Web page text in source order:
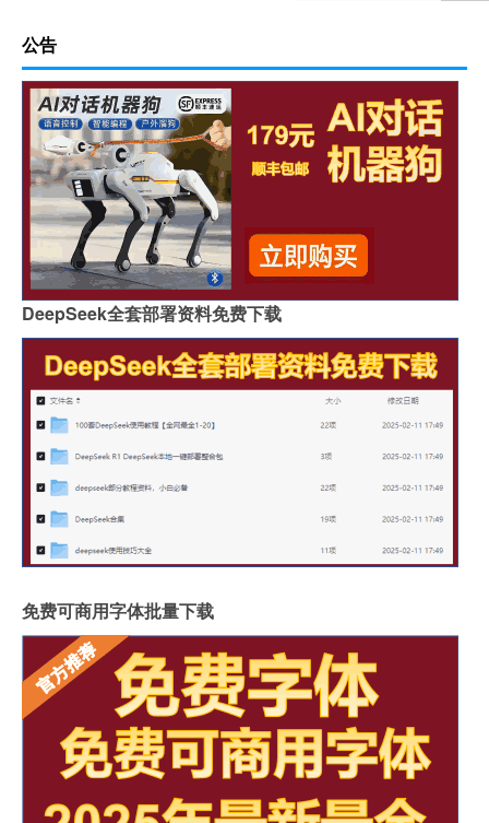
公告
DeepSeek全套部署资料免费下载
免费可商用字体批量下载